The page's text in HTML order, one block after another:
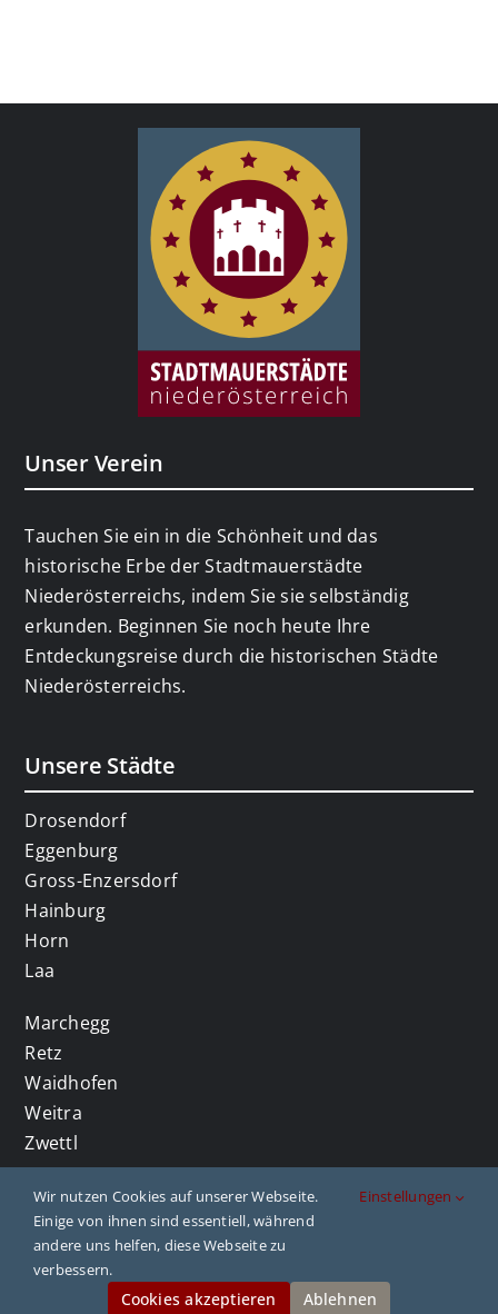
Unser Verein
Tauchen Sie ein in die Schönheit und das
historische Erbe der Stadtmauerstädte
Niederösterreichs, indem Sie sie selbständig
erkunden. Beginnen Sie noch heute Ihre
Entdeckungsreise durch die historischen Städte
Niederösterreichs.
Unsere Städte
Drosendorf
Eggenburg
Gross-Enzersdorf
Hainburg
Horn
Laa
Marchegg
Retz
Waidhofen
Weitra
Zwettl
2023 Copyright. All rights reserved. |
| Website byfranzjohann Kreativagentur
Wir nutzen Cookies auf unserer Webseite.
Einige von ihnen sind essentiell, während
andere uns helfen, diese Webseite zu
verbessern.
Einstellungen
Cookies akzeptieren Ablehnen